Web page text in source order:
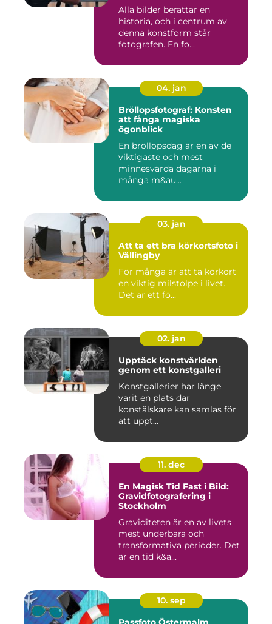
Alla bilder berättar en
historia, och i centrum av
denna konstform står
fotografen. En fo...
04. jan
Bröllopsfotograf: Konsten
att fånga magiska
ögonblick
En bröllopsdag är en av de
viktigaste och mest
minnesvärda dagarna i
många m&au...
03. jan
Att ta ett bra körkortsfoto i
Vällingby
För många är att ta körkort
en viktig milstolpe i livet.
Det är ett fö...
02. jan
Upptäck konstvärlden
genom ett konstgalleri
Konstgallerier har länge
varit en plats där
konstälskare kan samlas för
att uppt...
11. dec
En Magisk Tid Fast i Bild:
Gravidfotografering i
Stockholm
Graviditeten är en av livets
mest underbara och
transformativa perioder. Det
är en tid k&a...
10. sep